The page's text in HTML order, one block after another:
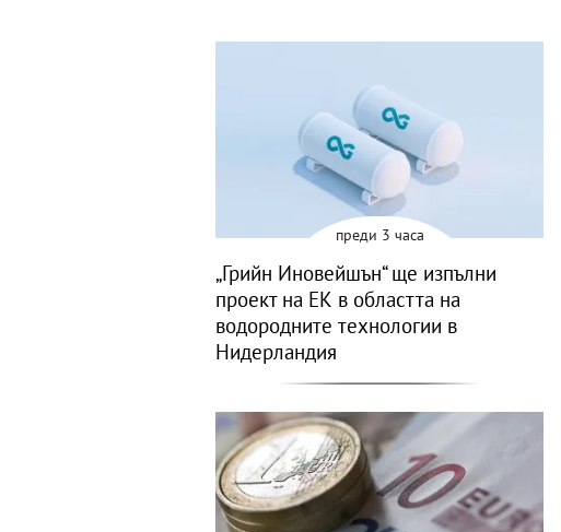
преди 3 часа
„Грийн Иновейшън“ ще изпълни
проект на ЕК в областта на
водородните технологии в
Нидерландия